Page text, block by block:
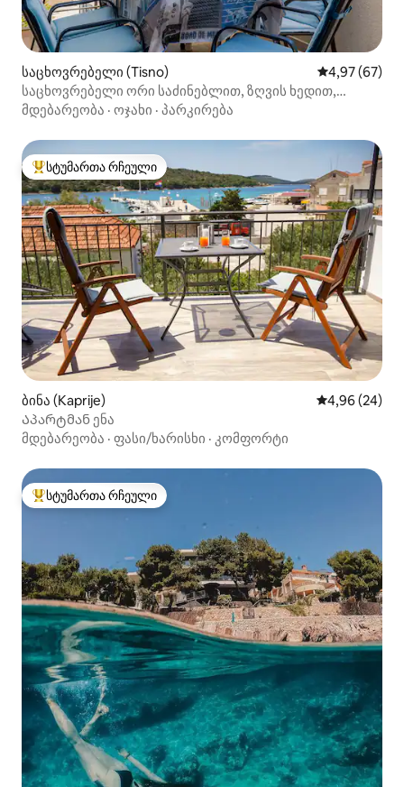
საცხოვრებელი (Tisno) საშუალო
4,97 (67)
საცხოვრებელი ორი საძინებლით, ზღვის ხედით,
პლაჟთან, უფასო პარკინგითა და ნავმისადგმით
მდებარეობა · ოჯახი · პარკირება
სტუმართა რჩეული მოწინავე ვარიანტი
სტუმართა რჩეული
ბინა (Kaprije) საშუალო
4,96 (24)
Აპარტმან ენა
მდებარეობა · ფასი/ხარისხი · კომფორტი
სტუმართა რჩეული მოწინავე ვარიანტი
სტუმართა რჩეული